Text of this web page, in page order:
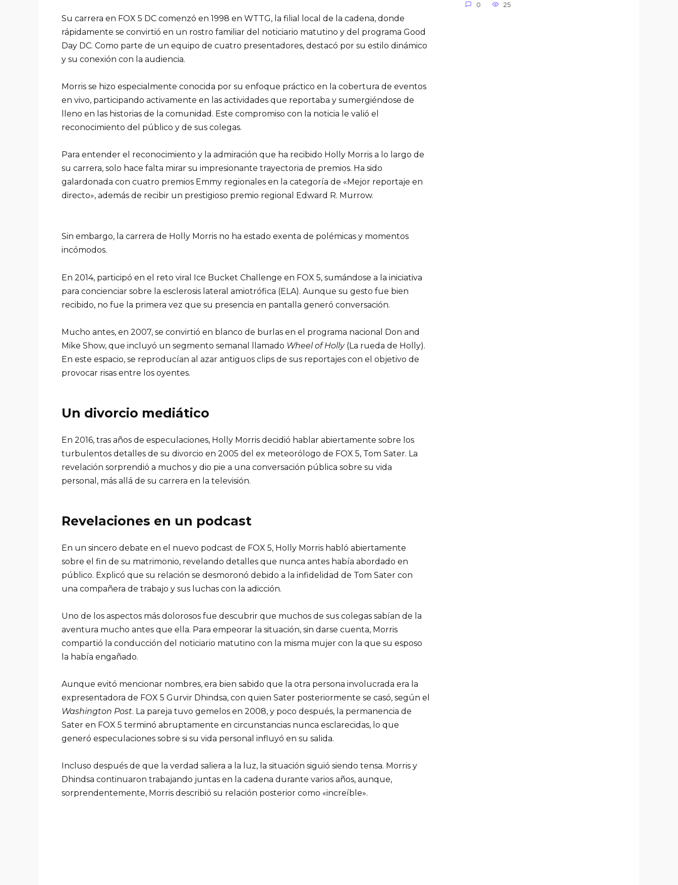
Su carrera en FOX 5 DC comenzó en 1998 en WTTG, la filial local de la cadena, donde
rápidamente se convirtió en un rostro familiar del noticiario matutino y del programa Good
Day DC. Como parte de un equipo de cuatro presentadores, destacó por su estilo dinámico
y su conexión con la audiencia.
Morris se hizo especialmente conocida por su enfoque práctico en la cobertura de eventos
en vivo, participando activamente en las actividades que reportaba y sumergiéndose de
lleno en las historias de la comunidad. Este compromiso con la noticia le valió el
reconocimiento del público y de sus colegas.
Para entender el reconocimiento y la admiración que ha recibido Holly Morris a lo largo de
su carrera, solo hace falta mirar su impresionante trayectoria de premios. Ha sido
galardonada con cuatro premios Emmy regionales en la categoría de «Mejor reportaje en
directo», además de recibir un prestigioso premio regional Edward R. Murrow.
Sin embargo, la carrera de Holly Morris no ha estado exenta de polémicas y momentos
incómodos.
En 2014, participó en el reto viral Ice Bucket Challenge en FOX 5, sumándose a la iniciativa
para concienciar sobre la esclerosis lateral amiotrófica (ELA). Aunque su gesto fue bien
recibido, no fue la primera vez que su presencia en pantalla generó conversación.
Mucho antes, en 2007, se convirtió en blanco de burlas en el programa nacional Don and
Mike Show, que incluyó un segmento semanal llamado Wheel of Holly(La rueda de Holly).
En este espacio, se reproducían al azar antiguos clips de sus reportajes con el objetivo de
provocar risas entre los oyentes.
Un divorcio mediático
En 2016, tras años de especulaciones, Holly Morris decidió hablar abiertamente sobre los
turbulentos detalles de su divorcio en 2005 del ex meteorólogo de FOX 5, Tom Sater. La
revelación sorprendió a muchos y dio pie a una conversación pública sobre su vida
personal, más allá de su carrera en la televisión.
Revelaciones en un podcast
En un sincero debate en el nuevo podcast de FOX 5, Holly Morris habló abiertamente
sobre el fin de su matrimonio, revelando detalles que nunca antes había abordado en
público. Explicó que su relación se desmoronó debido a la infidelidad de Tom Sater con
una compañera de trabajo y sus luchas con la adicción.
Uno de los aspectos más dolorosos fue descubrir que muchos de sus colegas sabían de la
aventura mucho antes que ella. Para empeorar la situación, sin darse cuenta, Morris
compartió la conducción del noticiario matutino con la misma mujer con la que su esposo
la había engañado.
Aunque evitó mencionar nombres, era bien sabido que la otra persona involucrada era la
expresentadora de FOX 5 Gurvir Dhindsa, con quien Sater posteriormente se casó, según el
Washington Post. La pareja tuvo gemelos en 2008, y poco después, la permanencia de
Sater en FOX 5 terminó abruptamente en circunstancias nunca esclarecidas, lo que
generó especulaciones sobre si su vida personal influyó en su salida.
Incluso después de que la verdad saliera a la luz, la situación siguió siendo tensa. Morris y
Dhindsa continuaron trabajando juntas en la cadena durante varios años, aunque,
sorprendentemente, Morris describió su relación posterior como «increíble».
0 25